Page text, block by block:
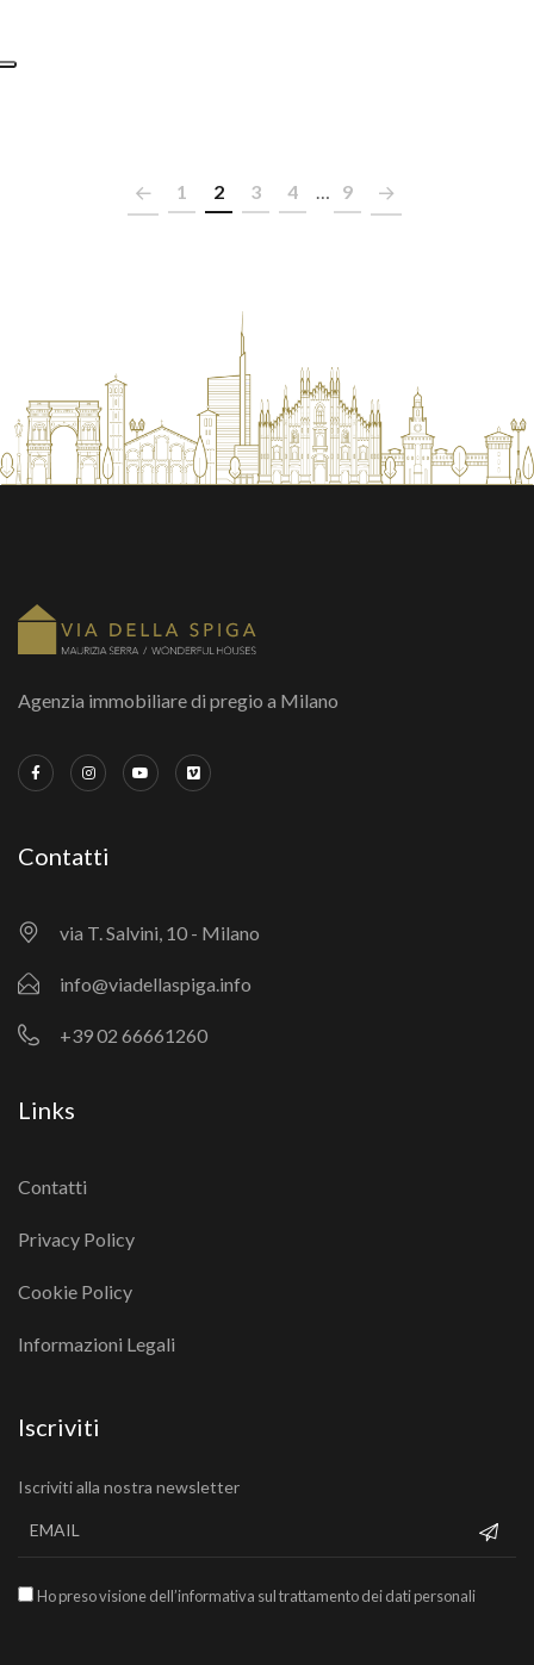
1 2 3 4 … 9
Agenzia immobiliare di pregio a Milano
Contatti
via T. Salvini, 10 - Milano
info@viadellaspiga.info
+39 02 66661260
Links
Contatti
Privacy Policy
Cookie Policy
Informazioni Legali
Iscriviti
Iscriviti alla nostra newsletter
Ho preso visione dell’informativa sul trattamento dei dati personali